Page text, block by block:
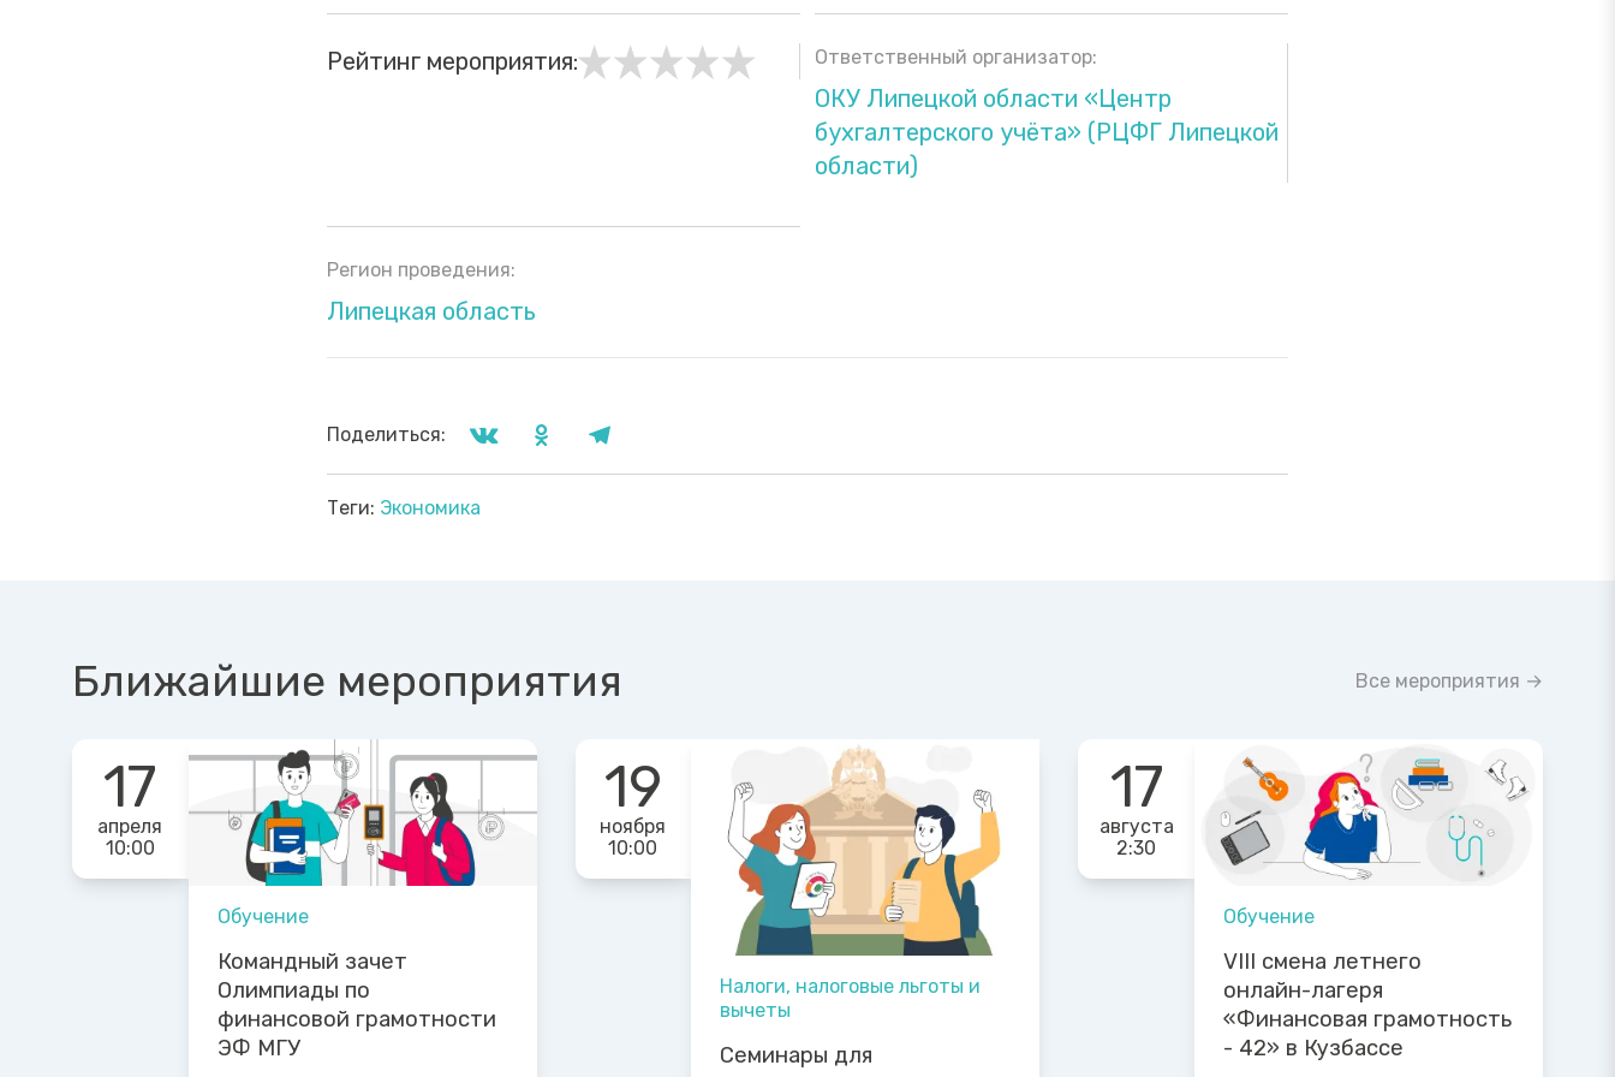
Рейтинг мероприятия: Ответственный организатор:
ОКУ Липецкой области «Центр
бухгалтерского учёта» (РЦФГ Липецкой
области)
Регион проведения:
Липецкая область
Поделиться:
Теги: Экономика
Ближайшие мероприятия Все мероприятия →
17
апреля
10:00
Обучение
Командный зачет
Олимпиады по
финансовой грамотности
ЭФ МГУ
19
ноября
10:00
Налоги, налоговые льготы и
вычеты
Семинары для
17
августа
2:30
Обучение
VIII смена летнего
онлайн-лагеря
«Финансовая грамотность
- 42» в Кузбассе